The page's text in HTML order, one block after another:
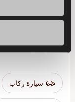
سيارة ركاب